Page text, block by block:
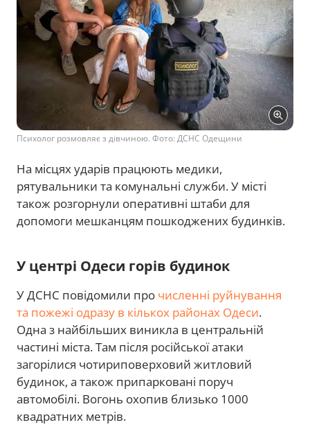
Психолог розмовляє з дівчиною. Фото: ДСНС Одещини
На місцях ударів працюють медики,
рятувальники та комунальні служби. У місті
також розгорнули оперативні штаби для
допомоги мешканцям пошкоджених будинків.
У центрі Одеси горів будинок
У ДСНС повідомили про численні руйнування
та пожежі одразу в кількох районах Одеси.
Одна з найбільших виникла в центральній
частині міста. Там після російської атаки
загорілися чотириповерховий житловий
будинок, а також припарковані поруч
автомобілі. Вогонь охопив близько 1000
квадратних метрів.